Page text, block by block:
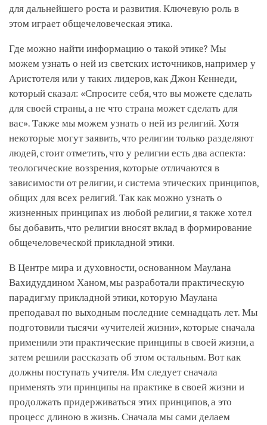
для дальнейшего роста и развития. Ключевую роль в
этом играет общечеловеческая этика.
Где можно найти информацию о такой этике? Мы
можем узнать о ней из светских источников, например у
Аристотеля или у таких лидеров, как Джон Кеннеди,
который сказал: «Спросите себя, что вы можете сделать
для своей страны, а не что страна может сделать для
вас». Также мы можем узнать о ней из религий. Хотя
некоторые могут заявить, что религии только разделяют
людей, стоит отметить, что у религии есть два аспекта:
теологические воззрения, которые отличаются в
зависимости от религии, и система этических принципов,
общих для всех религий. Так как можно узнать о
жизненных принципах из любой религии, я также хотел
бы добавить, что религии вносят вклад в формирование
общечеловеческой прикладной этики.
В Центре мира и духовности, основанном Маулана
Вахидуддином Ханом, мы разработали практическую
парадигму прикладной этики, которую Маулана
преподавал по выходным последние семнадцать лет. Мы
подготовили тысячи «учителей жизни», которые сначала
применили эти практические принципы в своей жизни, а
затем решили рассказать об этом остальным. Вот как
должны поступать учителя. Им следует сначала
применять эти принципы на практике в своей жизни и
продолжать придерживаться этих принципов, а это
процесс длиною в жизнь. Сначала мы сами делаем